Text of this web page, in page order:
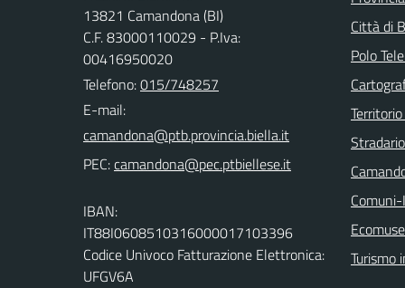
13821 Camandona (BI)
C.F. 83000110029 - P.Iva:
00416950020
Telefono:015/748257
E-mail:
PEC:
IBAN:
IT88I0608510316000017103396
Codice Univoco Fatturazione Elettronica:
UFGV6A
Città di
Polo
Turismo